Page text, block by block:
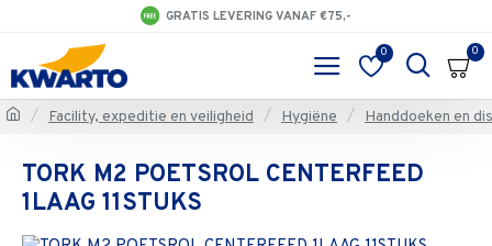
GRATIS LEVERING VANAF €75,-
0 0
Facility, expeditie en veiligheid Hygiëne Handdoeken en
TORK M2 POETSROL CENTERFEED
1LAAG 11STUKS